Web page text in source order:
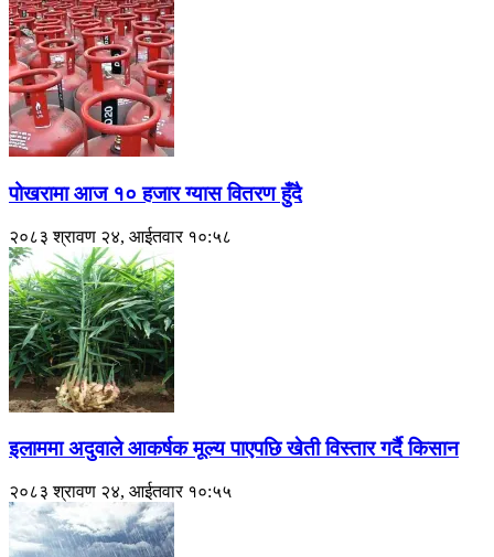
पोखरामा आज १० हजार ग्यास वितरण हुँदै
२०८३ श्रावण २४, आईतवार १०:५८
इलाममा अदुवाले आकर्षक मूल्य पाएपछि खेती विस्तार गर्दै किसान
२०८३ श्रावण २४, आईतवार १०:५५